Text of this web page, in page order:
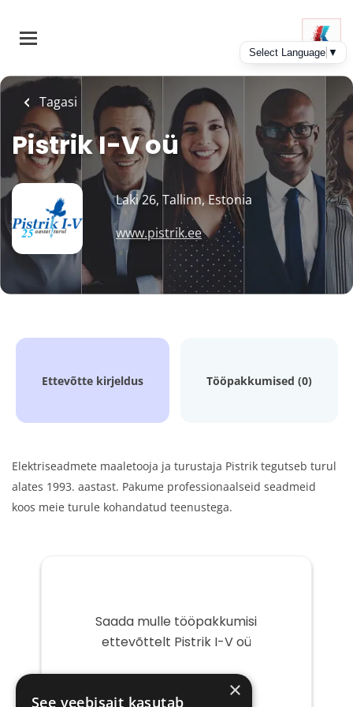
main
Tagasi
Pistrik I-V oü
Laki 26, Tallinn, Estonia
www.pistrik.ee
Ettevõtte kirjeldus Tööpakkumised (0)
Elektriseadmete maaletooja ja turustaja Pistrik tegutseb turul
alates 1993. aastast. Pakume professionaalseid seadmeid
koos meie turule kohandatud teenustega.
Saada mulle tööpakkumisi
ettevõttelt Pistrik I-V oü
post
×
See veebisait kasutab